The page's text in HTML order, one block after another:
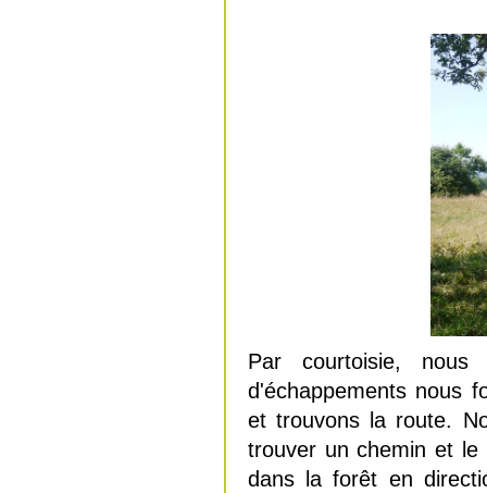
Par courtoisie,
d'échappements nous
et trouvons la route.
trouver un chemin et
dans la forêt en